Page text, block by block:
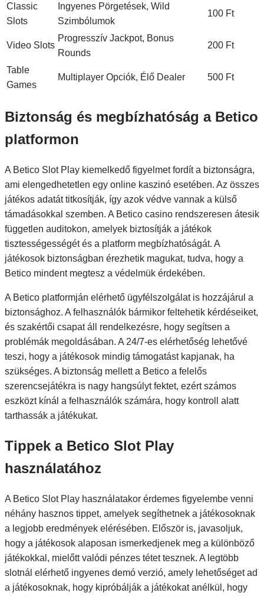
Classic
Slots
Ingyenes Pörgetések, Wild
Szimbólumok
100 Ft
Video Slots
Progresszív Jackpot, Bonus
Rounds
200 Ft
Table
Games
Multiplayer Opciók, Élő Dealer 500 Ft
Biztonság és megbízhatóság a Betico
platformon
A Betico Slot Play kiemelkedő figyelmet fordít a biztonságra,
ami elengedhetetlen egy online kaszinó esetében. Az összes
játékos adatát titkosítják, így azok védve vannak a külső
támadásokkal szemben. A Betico casino rendszeresen átesik
független auditokon, amelyek biztosítják a játékok
tisztességességét és a platform megbízhatóságát. A
játékosok biztonságban érezhetik magukat, tudva, hogy a
Betico mindent megtesz a védelmük érdekében.
A Betico platformján elérhető ügyfélszolgálat is hozzájárul a
biztonsághoz. A felhasználók bármikor feltehetik kérdéseiket,
és szakértői csapat áll rendelkezésre, hogy segítsen a
problémák megoldásában. A 24/7-es elérhetőség lehetővé
teszi, hogy a játékosok mindig támogatást kapjanak, ha
szükséges. A biztonság mellett a Betico a felelős
szerencsejátékra is nagy hangsúlyt fektet, ezért számos
eszközt kínál a felhasználók számára, hogy kontroll alatt
tarthassák a játékukat.
Tippek a Betico Slot Play
használatához
A Betico Slot Play használatakor érdemes figyelembe venni
néhány hasznos tippet, amelyek segíthetnek a játékosoknak
a legjobb eredmények elérésében. Először is, javasoljuk,
hogy a játékosok alaposan ismerkedjenek meg a különböző
játékokkal, mielőtt valódi pénzes tétet tesznek. A legtöbb
slotnál elérhető ingyenes demó verzió, amely lehetőséget ad
a játékosoknak, hogy kipróbálják a játékokat anélkül, hogy